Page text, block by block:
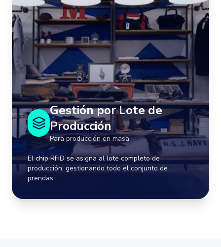
Gestión por Lote de
Producción
Para producción en masa
El chip RFID se asigna al lote completo de
producción, gestionando todo el conjunto de
prendas.
Proceso paso a paso:
1
Lote de 500 prendas con chip RFID
Registro de telas y materiales del lote
Cronograma de corte para el lote completo
Control de avance por etapas de producción
Conteo automático de prendas completadas
Ejemplos:
Producción en masa, prendas estándar,